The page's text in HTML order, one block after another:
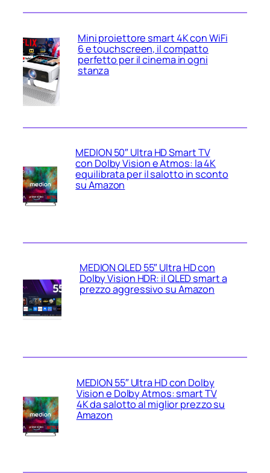
Mini proiettore smart 4K con WiFi
6 e touchscreen, il compatto
perfetto per il cinema in ogni
stanza
MEDION 50″ Ultra HD Smart TV
con Dolby Vision e Atmos: la 4K
equilibrata per il salotto in sconto
su Amazon
MEDION QLED 55″ Ultra HD con
Dolby Vision HDR: il QLED smart a
prezzo aggressivo su Amazon
MEDION 55″ Ultra HD con Dolby
Vision e Dolby Atmos: smart TV
4K da salotto al miglior prezzo su
Amazon